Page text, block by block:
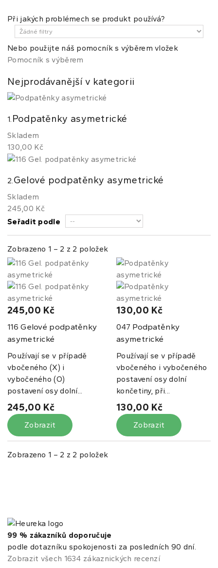
Při jakých problémech se produkt používá?
Nebo použijte náš pomocník s výběrem vložek
Pomocník s výběrem
Nejprodávanější v kategorii
1. Podpatěnky asymetrické
Skladem
130,00 Kč
2.Gelové podpatěnky asymetrické
Skladem
245,00 Kč
Seřadit podle
Zobrazeno 1 – 2 z 2 položek
245,00 Kč
116 Gelové podpatěnky
asymetrické
Používají se v případě
vbočeného (X) i
vybočeného (O)
postavení osy dolní...
245,00 Kč
Zobrazit
130,00 Kč
047 Podpatěnky
asymetrické
Používají se v případě
vbočeného i vybočeného
postavení osy dolní
končetiny, při...
130,00 Kč
Zobrazit
Zobrazeno 1 – 2 z 2 položek
99 % zákazníků doporučuje
podle dotazníku spokojenosti za posledních 90 dní.
Zobrazit všech 1634 zákaznických recenzí